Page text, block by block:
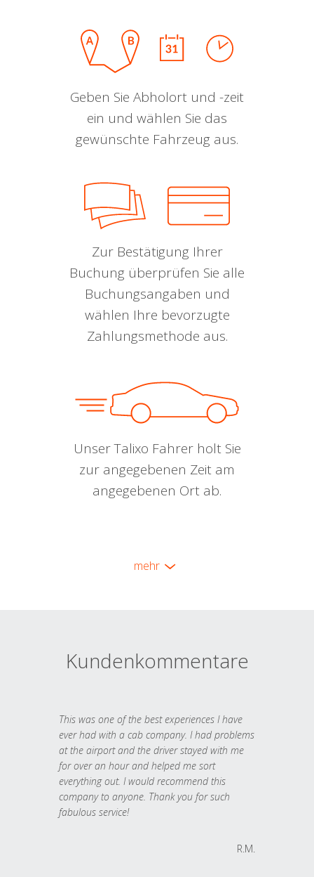
Geben Sie Abholort und -zeit
ein und wählen Sie das
gewünschte Fahrzeug aus.
Zur Bestätigung Ihrer
Buchung überprüfen Sie alle
Buchungsangaben und
wählen Ihre bevorzugte
Zahlungsmethode aus.
Unser Talixo Fahrer holt Sie
zur angegebenen Zeit am
angegebenen Ort ab.
mehr
Kundenkommentare
This was one of the best experiences I have
ever had with a cab company. I had problems
at the airport and the driver stayed with me
for over an hour and helped me sort
everything out. I would recommend this
company to anyone. Thank you for such
fabulous service!
R.M.